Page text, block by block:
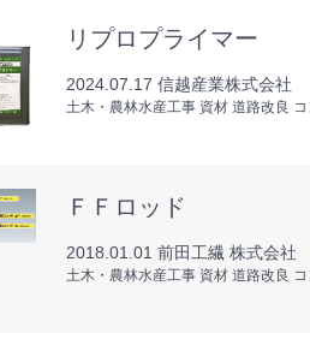
リプロプライマー
2024.07.17 信越産業株式会社
土木・農林水産工事 資材 道路改良
ＦＦロッド
2018.01.01 前田工繊 株式会社
土木・農林水産工事 資材 道路改良